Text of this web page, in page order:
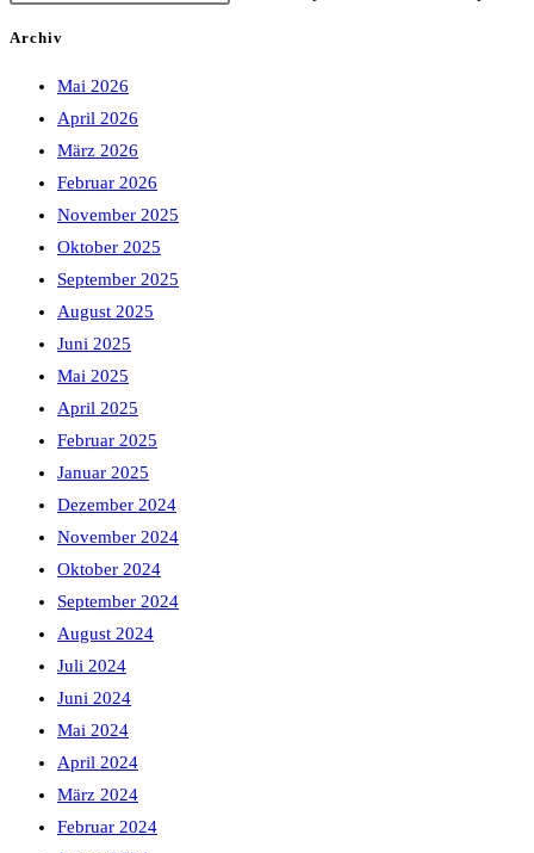
Archiv
Mai 2026
April 2026
März 2026
Februar 2026
November 2025
Oktober 2025
September 2025
August 2025
Juni 2025
Mai 2025
April 2025
Februar 2025
Januar 2025
Dezember 2024
November 2024
Oktober 2024
September 2024
August 2024
Juli 2024
Juni 2024
Mai 2024
April 2024
März 2024
Februar 2024